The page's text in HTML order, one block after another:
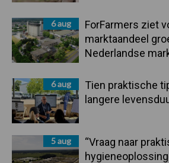
6 aug
ForFarmers ziet
marktaandeel
Nederlandse
6 aug
Tien praktische
langere
5 aug
“Vraag naar